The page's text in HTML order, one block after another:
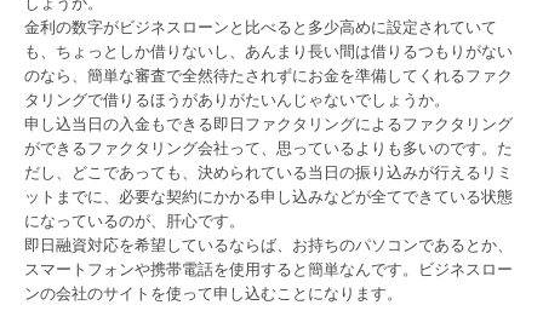
金利の数字がビジネスローンと比べると多少高めに設定されていて
も、ちょっとしか借りないし、あんまり長い間は借りるつもりがない
のなら、簡単な審査で全然待たされずにお金を準備してくれるファク
タリングで借りるほうがありがたいんじゃないでしょうか。
申し込当日の入金もできる即日ファクタリングによるファクタリング
ができるファクタリング会社って、思っているよりも多いのです。た
だし、どこであっても、決められている当日の振り込みが行えるリミ
ットまでに、必要な契約にかかる申し込みなどが全てできている状態
になっているのが、肝心です。
即日融資対応を希望しているならば、お持ちのパソコンであるとか、
スマートフォンや携帯電話を使用すると簡単なんです。ビジネスロー
ンの会社のサイトを使って申し込むことになります。